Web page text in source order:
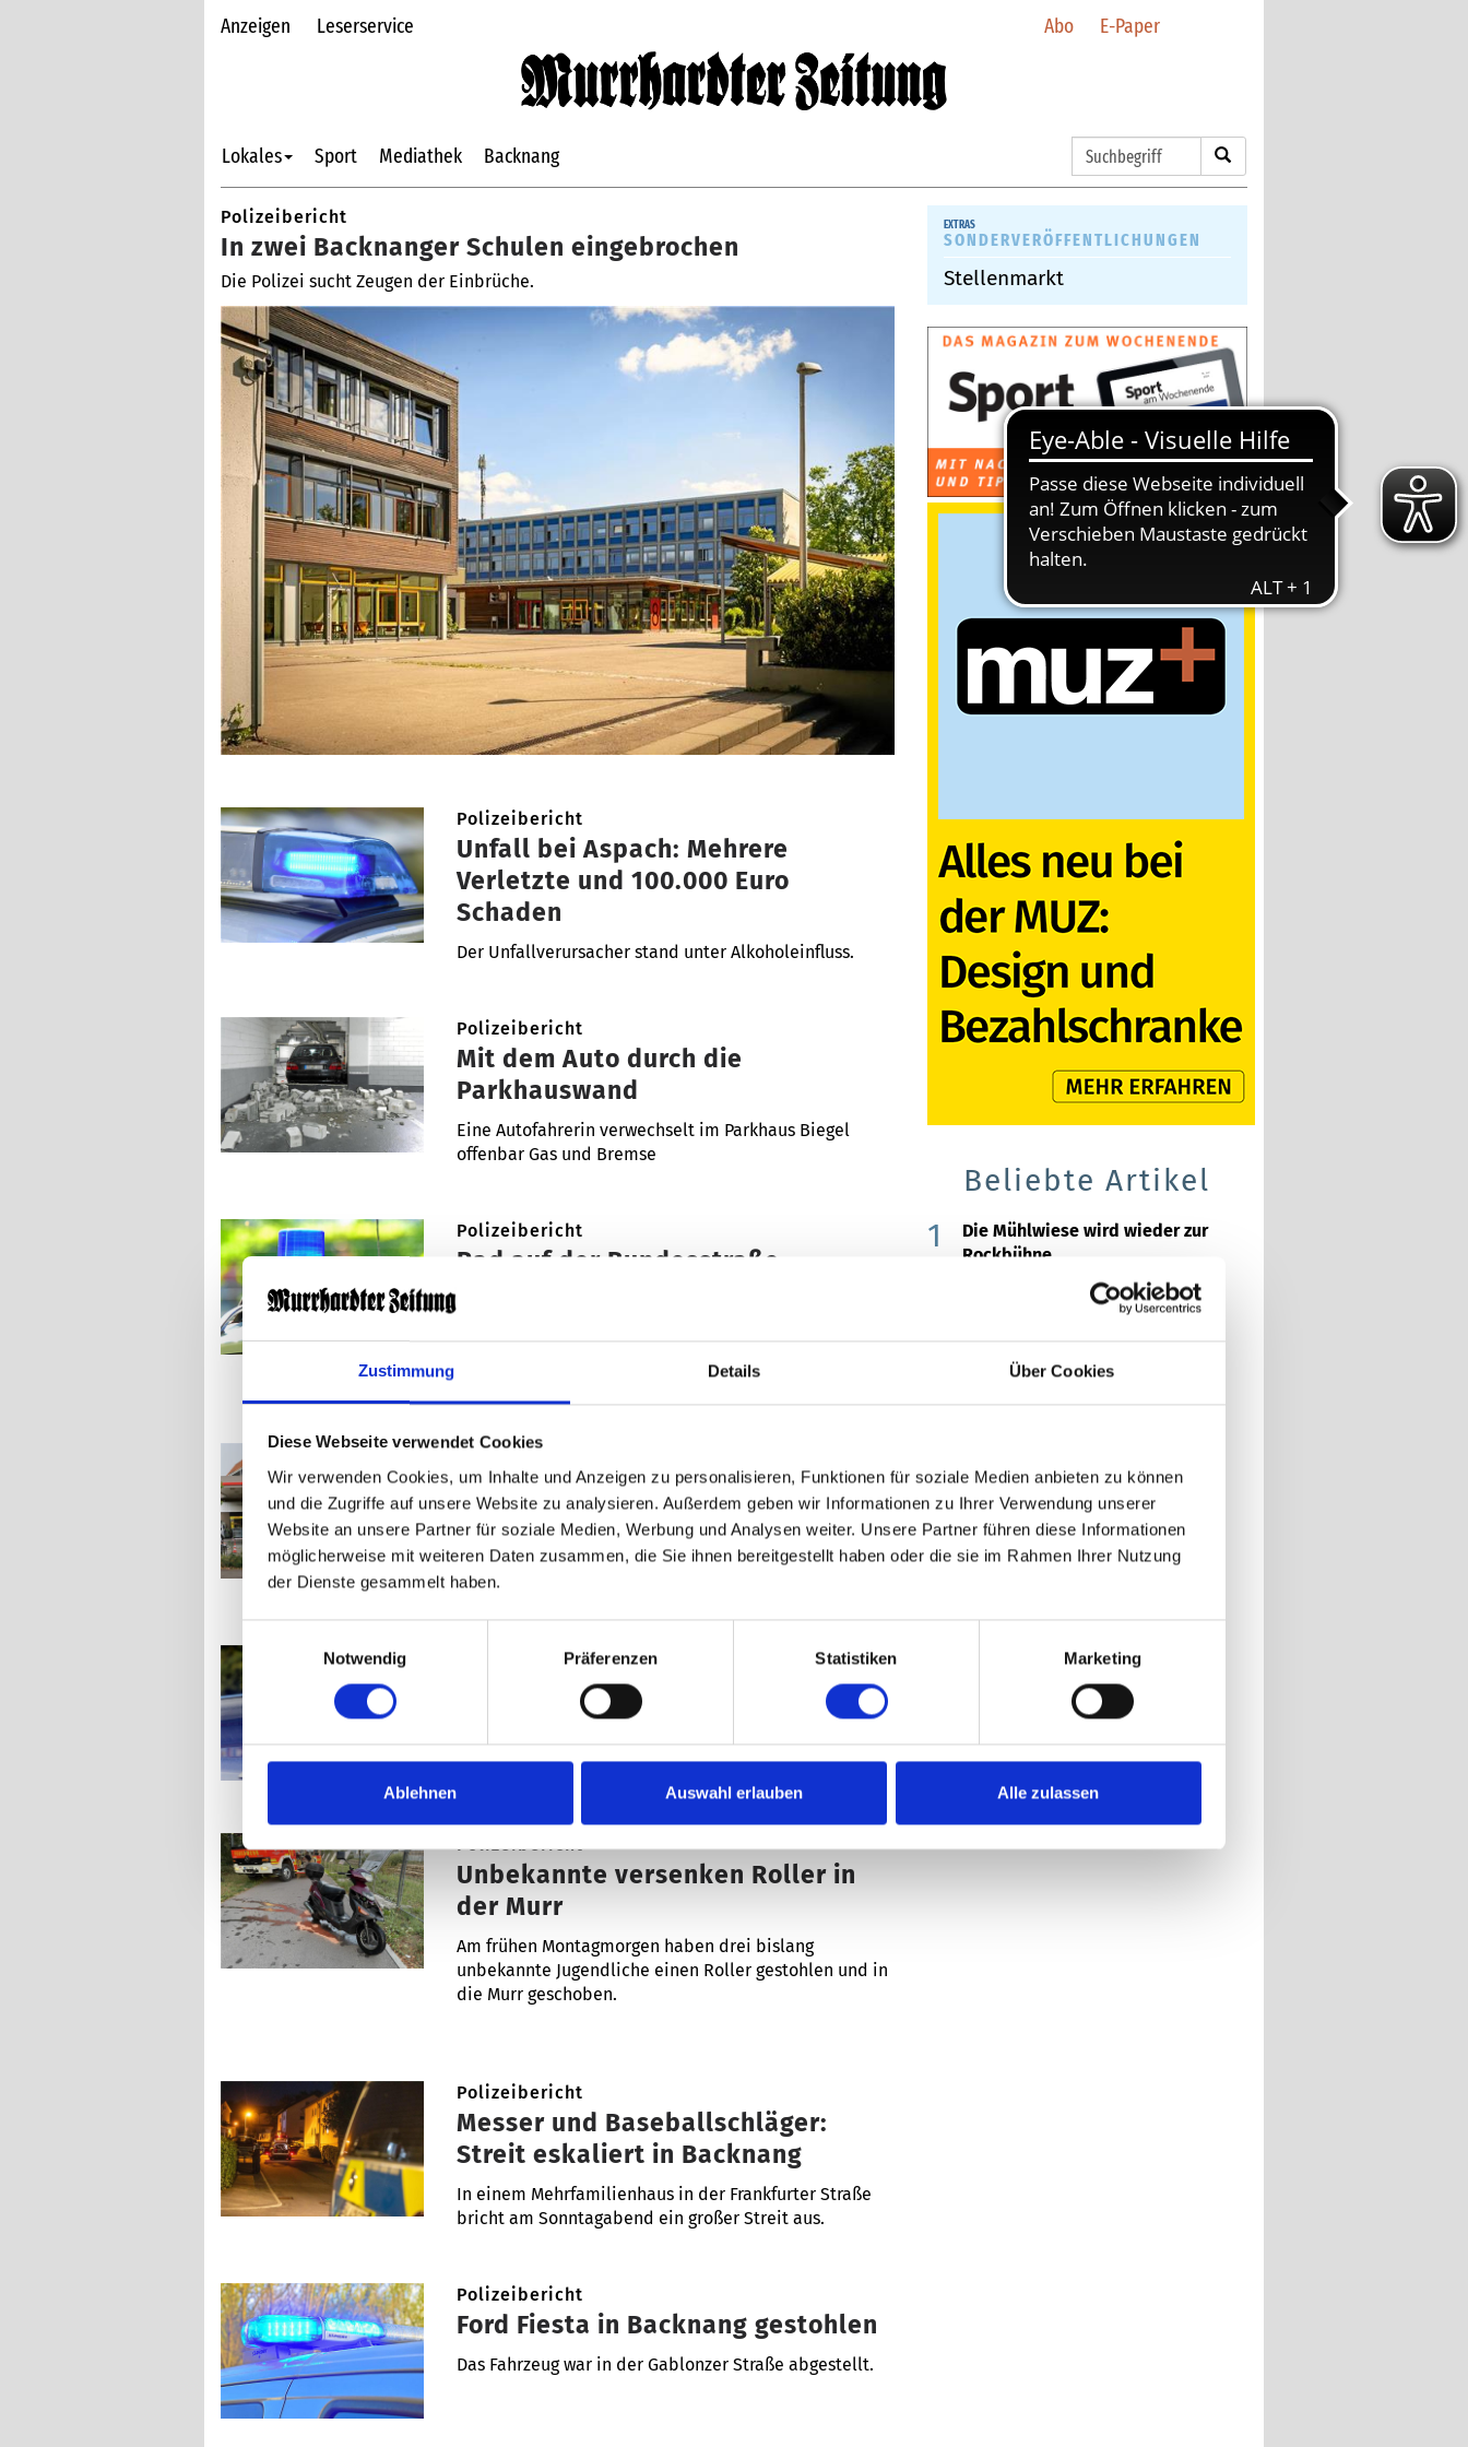
Zustimmung Details Über Cookies
Diese Webseite verwendet Cookies
Wir verwenden Cookies, um Inhalte und Anzeigen zu personalisieren, Funktionen für soziale Medien anbieten zu können
und die Zugriffe auf unsere Website zu analysieren. Außerdem geben wir Informationen zu Ihrer Verwendung unserer
Website an unsere Partner für soziale Medien, Werbung und Analysen weiter. Unsere Partner führen diese Informationen
möglicherweise mit weiteren Daten zusammen, die Sie ihnen bereitgestellt haben oder die sie im Rahmen Ihrer Nutzung
der Dienste gesammelt haben.
Notwendig
Präferenzen Statistiken Marketing
Ablehnen Auswahl erlauben Alle zulassen
Anzeigen Leserservice Abo E-Paper
Lokales Sport Mediathek Backnang
Polizeibericht
In zwei Backnanger Schulen eingebrochen
Die Polizei sucht Zeugen der Einbrüche.
Polizeibericht
Unfall bei Aspach: Mehrere
Verletzte und 100.000 Euro
Schaden
Der Unfallverursacher stand unter Alkoholeinfluss.
Polizeibericht
Mit dem Auto durch die
Parkhauswand
Eine Autofahrerin verwechselt im Parkhaus Biegel
offenbar Gas und Bremse
Polizeibericht
Rad auf der Bundesstraße
verursacht mehrere Unfälle
Polizeibericht
Gasalarm an Tankstelle in
Weinstadt-Endersbach
Ein Transporter beschädigte das Entlüftungsventil
eines Kraftstofftanks.
Polizeibericht
Radfahrerin von Hund gebissen
Labradoodle.
Polizeibericht
Unbekannte versenken Roller in
der Murr
Am frühen Montagmorgen haben drei bislang
unbekannte Jugendliche einen Roller gestohlen und in
die Murr geschoben.
Polizeibericht
Messer und Baseballschläger:
Streit eskaliert in Backnang
In einem Mehrfamilienhaus in der Frankfurter Straße
bricht am Sonntagabend ein großer Streit aus.
Polizeibericht
Ford Fiesta in Backnang gestohlen
Das Fahrzeug war in der Gablonzer Straße abgestellt.
SONDERVERÖFFENTLICHUNGEN
Stellenmarkt
Beliebte Artikel
Die Mühlwiese wird wieder zur
Rockbühne
Ein starker Jahrgang nimmt
Ärger mit Jugendgruppe in
Murrhardt